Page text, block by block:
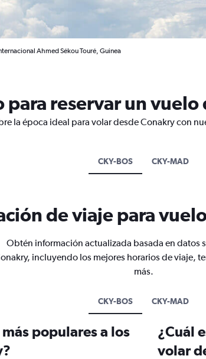
Ahmed Sékou Touré, Guinea
para reservar un vuelo
la época ideal para volar desde Conakry con
CKY-BOS CKY-MAD
de viaje para
Obtén información actualizada basada en datos
incluyendo los mejores horarios de viaje,
más.
CKY-BOS CKY-MAD
populares a los
¿Cuál
volar